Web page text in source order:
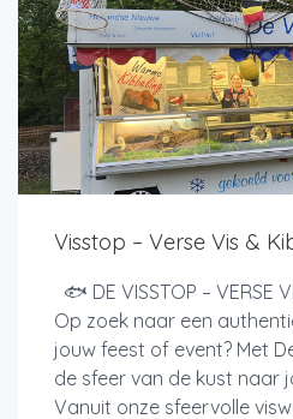
Visstop – Verse Vis &
🐟 DE VISSTOP – VERSE
Op zoek naar een
jouw feest of event? Met
de sfeer van de kust naar
Vanuit onze sfeervolle